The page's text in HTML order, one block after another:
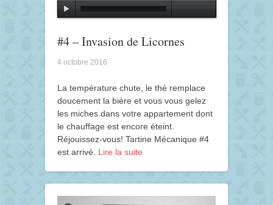
#4 – Invasion de Licornes
4 octobre 2016
La température chute, le thé remplace
doucement la bière et vous vous gelez
les miches dans votre appartement dont
le chauffage est encore éteint.
Réjouissez-vous! Tartine Mécanique #4
est arrivé. Lire la suite